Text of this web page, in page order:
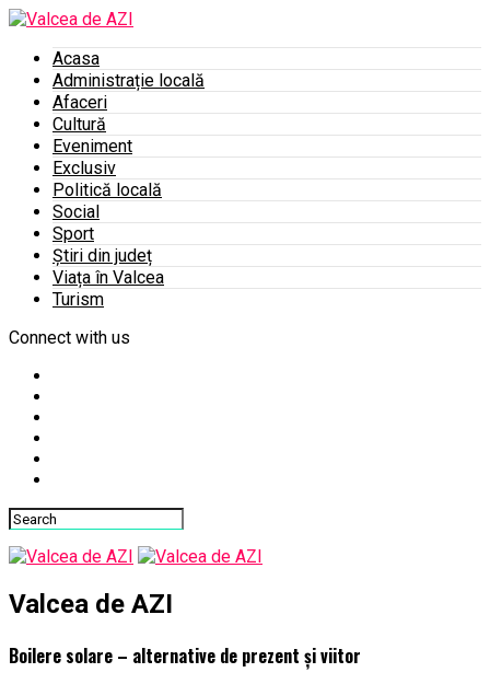
Acasa
Administrație locală
Afaceri
Cultură
Eveniment
Exclusiv
Politică locală
Social
Sport
Știri din județ
Viața în Valcea
Turism
Connect with us
Valcea de AZI
Boilere solare – alternative de prezent și viitor